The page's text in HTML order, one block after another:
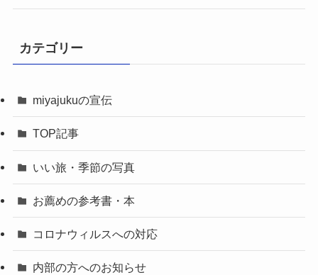
カテゴリー
miyajukuの宣伝
TOP記事
いい旅・季節の写真
お薦めの参考書・本
コロナウィルスへの対応
内部の方へのお知らせ